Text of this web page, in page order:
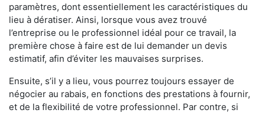
paramètres, dont essentiellement les caractéristiques du
lieu à dératiser. Ainsi, lorsque vous avez trouvé
l’entreprise ou le professionnel idéal pour ce travail, la
première chose à faire est de lui demander un devis
estimatif, afin d’éviter les mauvaises surprises.
Ensuite, s’il y a lieu, vous pourrez toujours essayer de
négocier au rabais, en fonctions des prestations à fournir,
et de la flexibilité de votre professionnel. Par contre, si